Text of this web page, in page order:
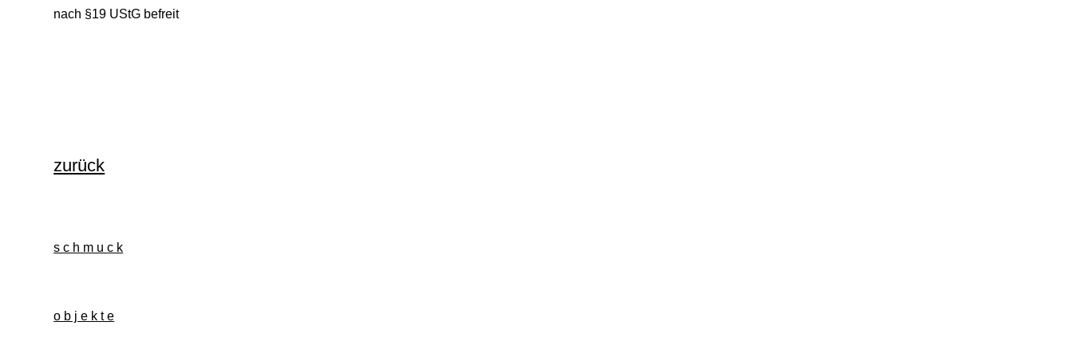
nach §19 UStG befreit
zurück
s c h m u c k
o b j e k t e